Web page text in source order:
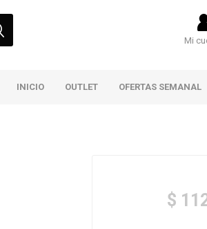
Mi
INICIO OUTLET OFERTAS SEMANAL
$